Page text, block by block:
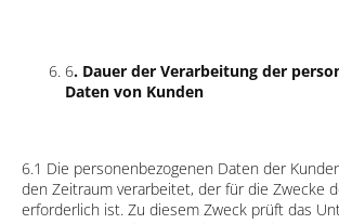
6. Dauer der Verarbeitung der
Daten von Kunden
6.1 Die personenbezogenen Daten der
den Zeitraum verarbeitet, der für die Zwecke
erforderlich ist. Zu diesem Zweck prüft das